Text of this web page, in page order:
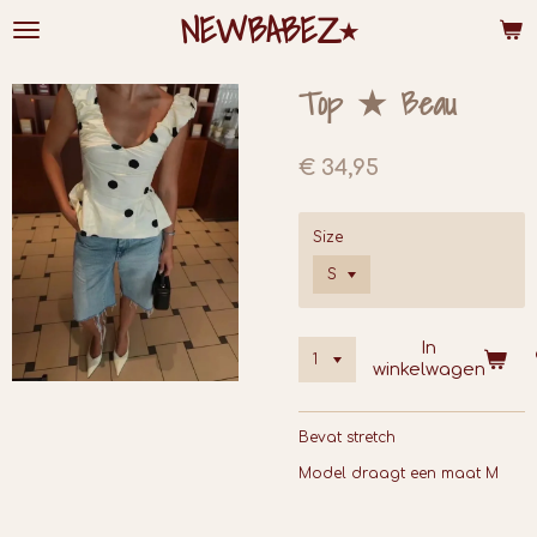
Ga
direct
de
hoofdinhoud
NEWBABEZ⭑
Top ★ Beau
€ 34,95
Size
In
winkelwagen
Bevat stretch
Model draagt een maat M